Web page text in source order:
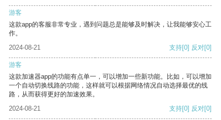
游客
这款app的客服非常专业，遇到问题总是能够及时解决，让我能够安心工
作。
2024-08-21
支持[0] 反对[0]
游客
这款加速器app的功能有点单一，可以增加一些新功能。比如，可以增加
一个自动切换线路的功能，这样就可以根据网络情况自动选择最优的线
路，从而获得更好的加速效果。
2024-08-21
支持[0] 反对[0]